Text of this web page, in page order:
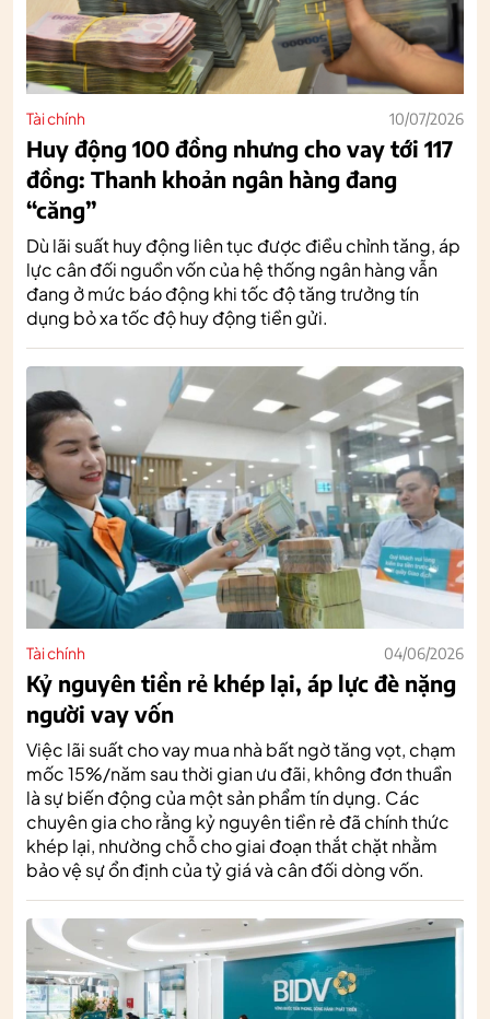
Tài chính 10/07/2026
Huy động 100 đồng nhưng cho vay tới 117
đồng: Thanh khoản ngân hàng đang
“căng”
Dù lãi suất huy động liên tục được điều chỉnh tăng, áp
lực cân đối nguồn vốn của hệ thống ngân hàng vẫn
đang ở mức báo động khi tốc độ tăng trưởng tín
dụng bỏ xa tốc độ huy động tiền gửi.
Tài chính 04/06/2026
Kỷ nguyên tiền rẻ khép lại, áp lực đè nặng
người vay vốn
Việc lãi suất cho vay mua nhà bất ngờ tăng vọt, chạm
mốc 15%/năm sau thời gian ưu đãi, không đơn thuần
là sự biến động của một sản phẩm tín dụng. Các
chuyên gia cho rằng kỷ nguyên tiền rẻ đã chính thức
khép lại, nhường chỗ cho giai đoạn thắt chặt nhằm
bảo vệ sự ổn định của tỷ giá và cân đối dòng vốn.